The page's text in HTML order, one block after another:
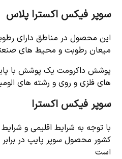
سوپر فیکس اکسترا پلاس
این محصول در مناطق دارای
میعان رطوبت و محیط های
پوشش داکرومت یک پوشش با
های فلزی و روی و رشته های
سوپر فیکس اکسترا
با توجه به شرایط اقلیمی و
کشور محصول سوپر پایپ در
است